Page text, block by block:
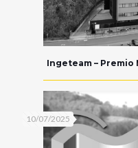
Ingeteam –
10/07/2025